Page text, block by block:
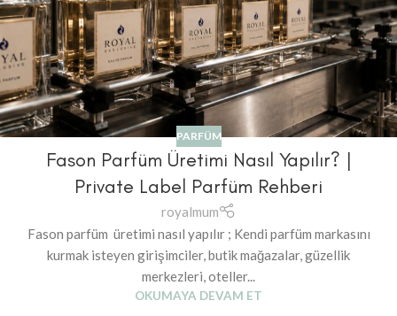
PARFÜM
Fason Parfüm Üretimi Nasıl Yapılır? |
Private Label Parfüm Rehberi
royalmum
Fason parfüm üretimi nasıl yapılır ; Kendi parfüm markasını
kurmak isteyen girişimciler, butik mağazalar, güzellik
merkezleri, oteller...
OKUMAYA DEVAM ET